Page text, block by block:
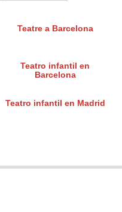
Teatre a Barcelona
Teatro infantil en
Barcelona
Teatro infantil en Madrid